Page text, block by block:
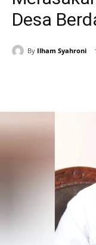
Desa
By Ilham Syahroni